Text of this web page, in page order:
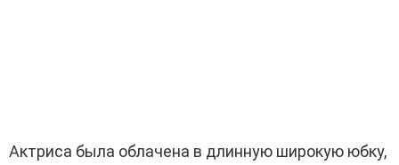
Актриса была облачена в длинную широкую юбку,